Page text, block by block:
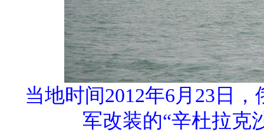
当地时间2012年6月23日
军改装的“辛杜拉克